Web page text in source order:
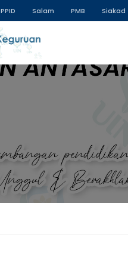
PPID Salam PMB Siakad